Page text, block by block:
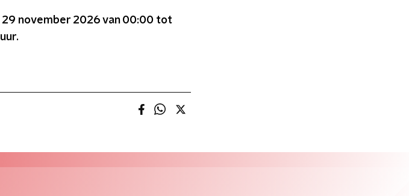
29 november 2026 van 00:00 tot
uur.